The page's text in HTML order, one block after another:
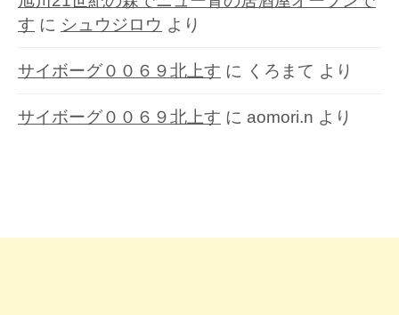
す に シュウジロウ より
サイボーグ００６９北上す に くろまて より
サイボーグ００６９北上す に aomori.n より